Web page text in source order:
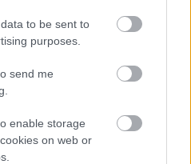
to be sent to
purposes.
send me
enable storage
on web or
maga a tény, hogy Kövér
állítják a kommunnista
az már önmagában